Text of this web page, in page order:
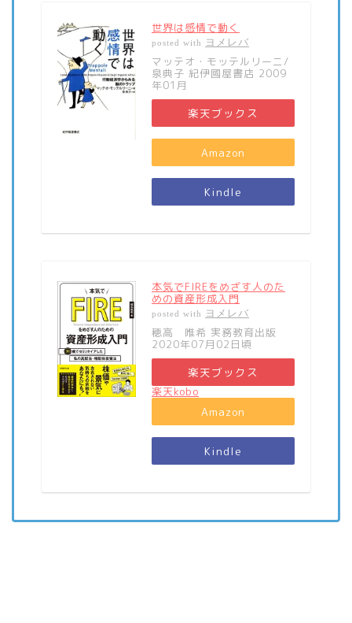
世界は感情で動く
posted with ヨメレバ
マッテオ・モッテルリーニ/
泉典子 紀伊國屋書店 2009
年01月
楽天ブックス
Amazon
Kindle
本気でFIREをめざす人のた
めの資産形成入門
posted with ヨメレバ
穂高 唯希 実務教育出版
2020年07月02日頃
楽天ブックス
楽天kobo
Amazon
Kindle